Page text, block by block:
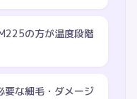
の方が温度段階
な細毛・ダメージ